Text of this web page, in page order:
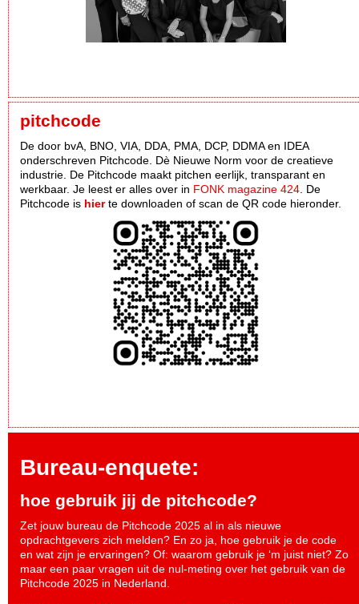
pitchcode
De door bvA, BNO, VIA, DDA, PMA, DCP, DDMA en IDEA
onderschreven Pitchcode. Dè Nieuwe Norm voor de creatieve
industrie. De Pitchcode maakt pitchen eerlijk, transparant en
werkbaar. Je leest er alles over in FONK magazine 424 . De
Pitchcode is hierte downloaden of scan de QR code hieronder.
Bureau-enquete:
hoe gebruik jij de pitchcode?
Zet jouw bureau de Pitchcode 2025 al in als nieuwe
opdrachtgevers zich melden? En zo ja, hoe gebruik je de code
en wat zijn je ervaringen? Of: waarom gebruik je ‘m juist niet? Zo
maar een paar vragen uit de nul-meting over het gebruik van de
Pitchcode 2025 in Nederland.